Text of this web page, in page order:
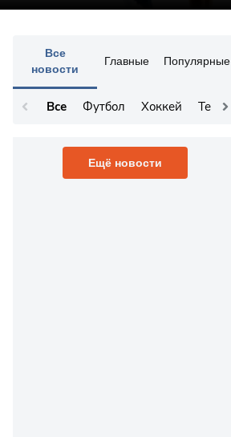
Все
новости
Главные Популярные
Все Футбол Хоккей Теннис
Ещё новости